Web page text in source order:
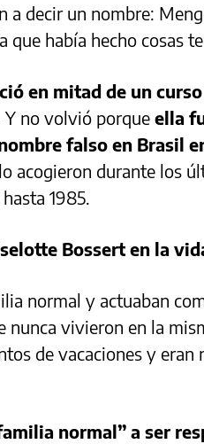
a decir un nombre:
que había hecho cosas
en mitad de un
Y no volvió porque ella
falso en Brasil
acogieron durante los
1985.
Bossert en la
normal y actuaban
nunca vivieron en la
de vacaciones y eran
normal” a ser